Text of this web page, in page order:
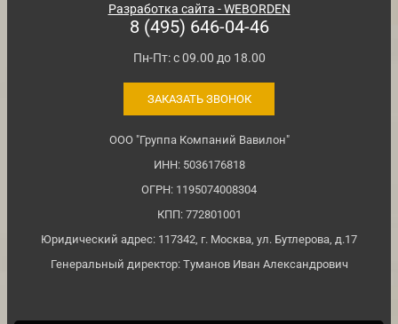
Разработка сайта - WEBORDEN
8 (495) 646-04-46
Пн-Пт: с 09.00 до 18.00
ЗАКАЗАТЬ ЗВОНОК
ООО "Группа Компаний Вавилон"
ИНН: 5036176818
ОГРН: 1195074008304
КПП: 772801001
Юридический адрес: 117342, г. Москва, ул. Бутлерова, д.17
Генеральный директор: Туманов Иван Александрович